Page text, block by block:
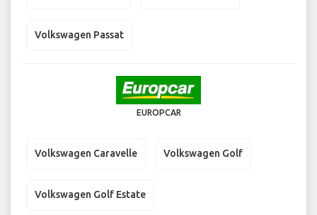
Volkswagen Passat
EUROPCAR
Volkswagen Caravelle Volkswagen Golf
Volkswagen Golf Estate